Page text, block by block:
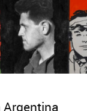
Argentina